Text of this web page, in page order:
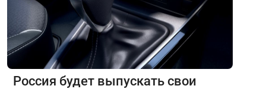
Россия будет выпускать свои